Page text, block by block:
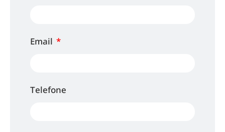
Email
Telefone